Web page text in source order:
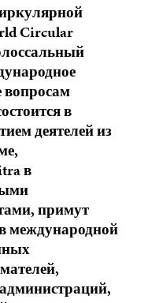
Circular
вопросам
в
деятелей из
в
примут
международной